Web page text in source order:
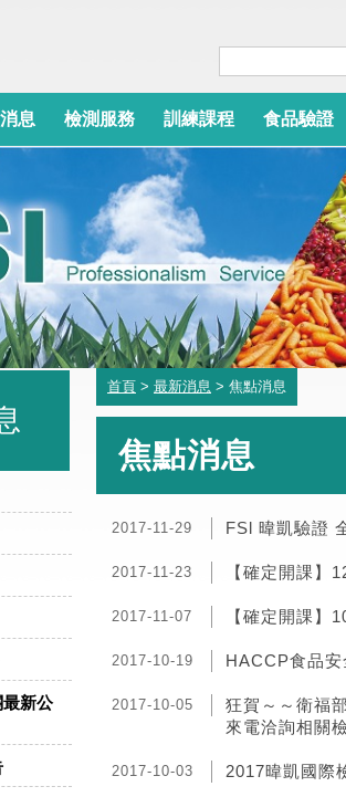
息 檢測服務 訓練課程 食品驗證
新公
首頁 > 最新消息 > 焦點消息
焦點消息
2017-11-29 FSl 暐凱驗證
2017-11-23 【確定開課】
2017-11-07 【確定開課】
2017-10-19 HACCP食品
2017-10-05
狂賀～～衛福
來電洽詢相關
2017-10-03 2017暐凱國際